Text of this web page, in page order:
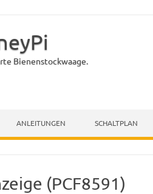
Bienenstockwaage.
ANLEITUNGEN SCHALTPLAN
(PCF8591)